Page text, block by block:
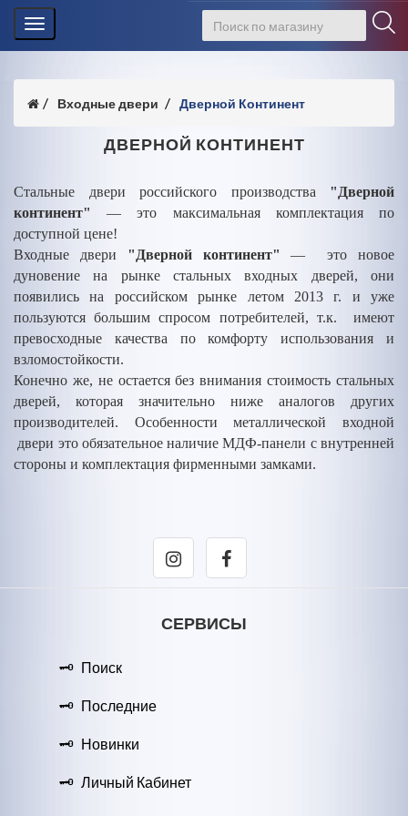
Toggle
navigation
Входные двери Дверной Континент
ДВЕРНОЙ КОНТИНЕНТ
Стальные двери российского производства "Дверной
континент"
— это максимальная комплектация по
доступной цене!
Входные двери "Дверной континент" — это новое
дуновение на рынке стальных входных дверей, они
появились на российском рынке летом 2013 г. и уже
пользуются большим спросом потребителей, т.к. имеют
превосходные качества по комфорту использования и
взломостойкости.
Конечно же, не остается без внимания стоимость стальных
дверей, которая значительно ниже аналогов других
производителей. Особенности металлической входной
двери это обязательное наличие МДФ-панели с внутренней
стороны и комплектация фирменными замками.
СЕРВИСЫ
Поиск
Последние
Новинки
Личный Кабинет